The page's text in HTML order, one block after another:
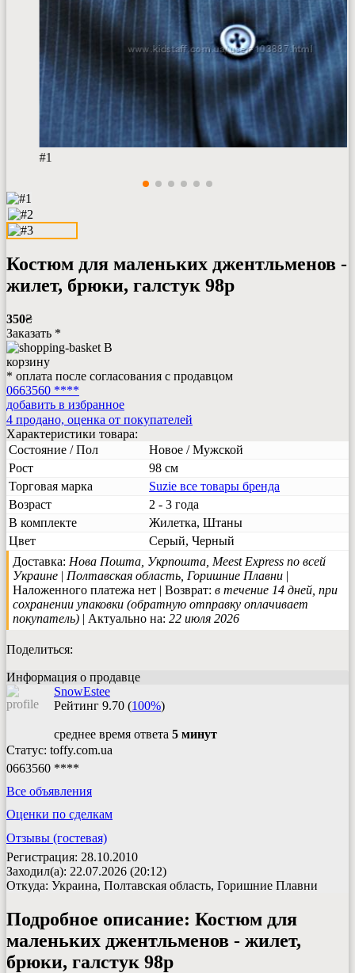
#1
Костюм для маленьких джентльменов -
жилет, брюки, галстук 98р
350₴
Заказать *
В
корзину
* оплата после согласования с продавцом
0663560 ****
добавить в избранное
4 продано, оценка от покупателей
Характеристики товара:
Состояние / Пол
Новое / Мужской
Рост
98 см
Торговая марка
Suzie все товары бренда
Возраст
2 - 3 года
В комплекте
Жилетка, Штаны
Цвет
Серый, Черный
Доставка: Нова Пошта, Укрпошта, Meest Express по всей
Украине| Полтавская область, Горишние Плавни|
Наложенного платежа нет | Возврат: в течение 14 дней, при
сохранении упаковки (обратную отправку оплачивает
покупатель)| Актуально на: 22 июля 2026
Поделиться:
Информация о продавце
SnowEstee
Рейтинг 9.70 (100%)
среднее время ответа 5 минут
Статус: toffy.com.ua
0663560 ****
Все объявления
Оценки по сделкам
Отзывы (гостевая)
Регистрация: 28.10.2010
Заходил(а): 22.07.2026 (20:12)
Откуда: Украина, Полтавская область, Горишние Плавни
Подробное описание: Костюм для
маленьких джентльменов - жилет,
брюки, галстук 98р